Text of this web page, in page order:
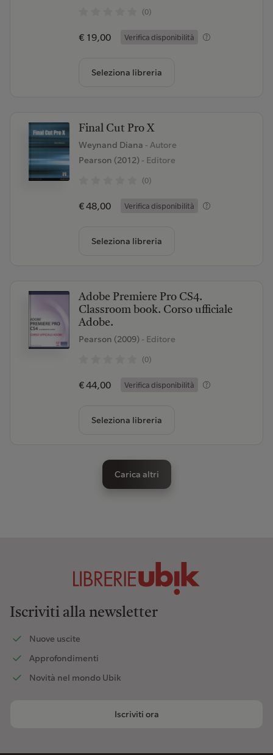
(0)
€ 19,00 Verifica disponibilità
Seleziona libreria
Final Cut Pro X
Weynand Diana - Autore
Pearson (2012)- Editore
(0)
€ 48,00 Verifica disponibilità
Seleziona libreria
Adobe Premiere Pro CS4.
Classroom book. Corso ufficiale
Adobe.
Pearson (2009)- Editore
(0)
€ 44,00 Verifica disponibilità
Seleziona libreria
Carica altri
Iscriviti alla newsletter
Nuove uscite
Approfondimenti
Novità nel mondo Ubik
Iscriviti ora